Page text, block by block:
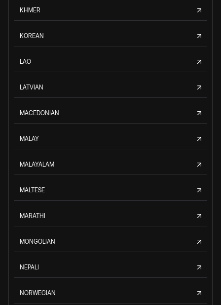
KHMER
KOREAN
LAO
LATVIAN
MACEDONIAN
MALAY
MALAYALAM
MALTESE
MARATHI
MONGOLIAN
NEPALI
NORWEGIAN